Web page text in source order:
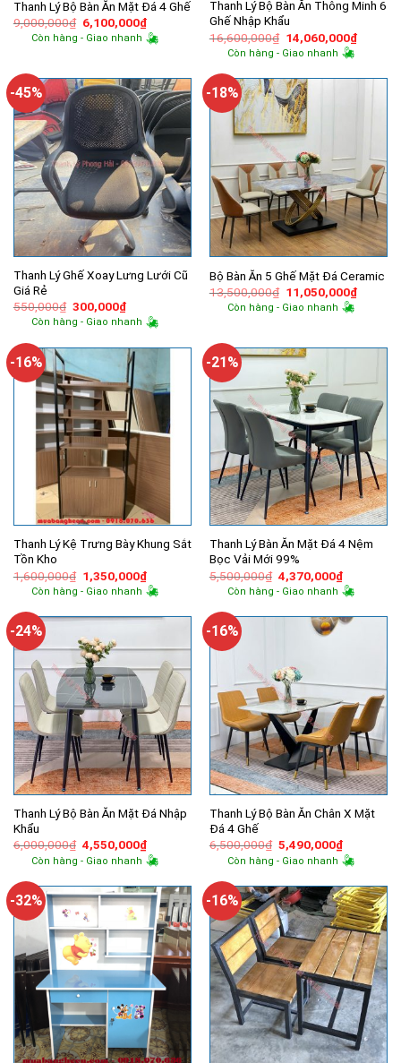
Thanh Lý Bộ Bàn Ăn Mặt Đá 4 Ghế
9,000,000₫ Giá
gốc
là:
6,100,000₫Giá
hiện
tại
Còn hàng - Giao nhanh
Thanh Lý Bộ Bàn Ăn Thông Minh 6
Ghế Nhập Khẩu
16,600,000₫ Giá
gốc
là:
14,060,000₫Giá
hiện
Còn hàng - Giao nhanh
-45%
Thanh Lý Ghế Xoay Lưng Lưới Cũ
Giá Rẻ
550,000₫ Giá
gốc
là:
300,000₫Giá
hiện
tại
300,000₫.
Còn hàng - Giao nhanh
-18%
Bộ Bàn Ăn 5 Ghế Mặt Đá Ceramic
13,500,000₫ Giá
gốc
là:
11,050,000₫Giá
hiện
Còn hàng - Giao nhanh
-16%
Thanh Lý Kệ Trưng Bày Khung Sắt
Tồn Kho
1,600,000₫ Giá
gốc
là:
1,350,000₫Giá
hiện
tại
1,350,000₫.
Còn hàng - Giao nhanh
-21%
Thanh Lý Bàn Ăn Mặt Đá 4 Nệm
Bọc Vải Mới 99%
5,500,000₫ Giá
gốc
là:
4,370,000₫Giá
hiện
tại
Còn hàng - Giao nhanh
-24%
Thanh Lý Bộ Bàn Ăn Mặt Đá Nhập
Khẩu
6,000,000₫ Giá
gốc
là:
4,550,000₫Giá
hiện
tại
4,550,000₫.
Còn hàng - Giao nhanh
-16%
Thanh Lý Bộ Bàn Ăn Chân X Mặt
Đá 4 Ghế
6,500,000₫ Giá
gốc
là:
5,490,000₫Giá
hiện
tại
Còn hàng - Giao nhanh
-32% -16%